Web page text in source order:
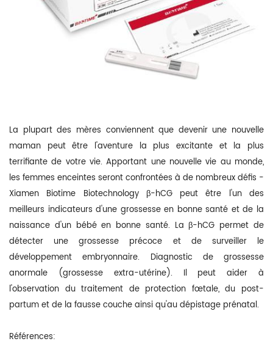
La plupart des mères conviennent que devenir une nouvelle
maman peut être l'aventure la plus excitante et la plus
terrifiante de votre vie. Apportant une nouvelle vie au monde,
les femmes enceintes seront confrontées à de nombreux défis -
Xiamen Biotime Biotechnology β-hCG peut être l'un des
meilleurs indicateurs d'une grossesse en bonne santé et de la
naissance d'un bébé en bonne santé. La β-hCG permet de
détecter une grossesse précoce et de surveiller le
développement embryonnaire. Diagnostic de grossesse
anormale (grossesse extra-utérine). Il peut aider à
l'observation du traitement de protection fœtale, du post-
partum et de la fausse couche ainsi qu'au dépistage prénatal.
Références: